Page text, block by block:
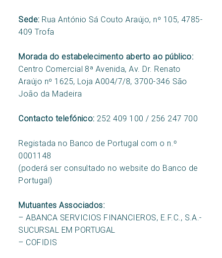
Sede: Rua António Sá Couto Araújo, nº 105, 4785-
409 Trofa
Morada do estabelecimento aberto ao público:
Centro Comercial 8ª Avenida, Av. Dr. Renato
Araújo nº 1625, Loja A004/7/8, 3700-346 São
João da Madeira
Contacto telefónico: 252 409 100 / 256 247 700
Registada no Banco de Portugal com o n.º
0001148
(poderá ser consultado no website do Banco de
Portugal)
Mutuantes Associados:
– ABANCA SERVICIOS FINANCIEROS, E.F.C., S.A.-
SUCURSAL EM PORTUGAL
– COFIDIS